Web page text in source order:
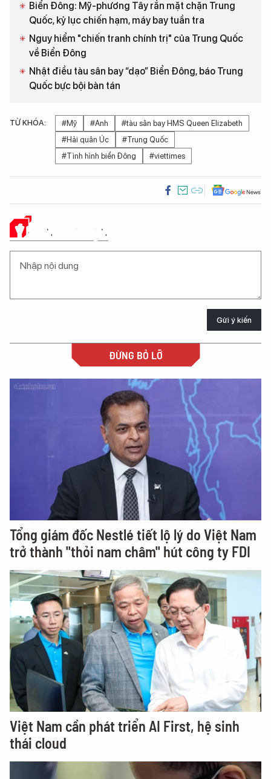
Biển Đông: Mỹ-phương Tây rắn mặt chặn Trung
Quốc, kỷ lục chiến hạm, máy bay tuần tra
Nguy hiểm "chiến tranh chính trị" của Trung Quốc
về Biển Đông
Nhật điều tàu sân bay “dạo” Biển Đông, báo Trung
Quốc bực bội bàn tán
TỪ KHÓA: #Mỹ #Anh
#tàu sân bay HMS Queen Elizabeth
#Hải quân Úc
#Trung Quốc
#Tình hình biển Đông
#viettimes
Ý KIẾN CỦA BẠN
Gửi ý kiến
ĐỪNG BỎ LỠ
Tổng giám đốc Nestlé tiết lộ lý do Việt Nam
trở thành "thỏi nam châm" hút công ty FDI
Việt Nam cần phát triển AI First, hệ sinh
thái cloud